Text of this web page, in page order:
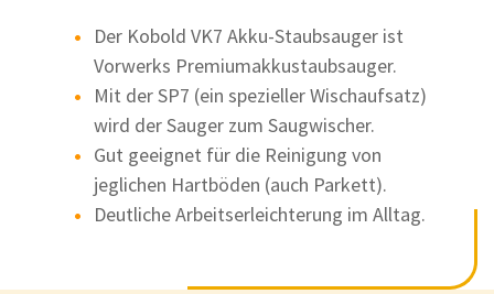
Der Kobold VK7 Akku-Staubsauger ist
Vorwerks Premiumakkustaubsauger.
Mit der SP7 (ein spezieller Wischaufsatz)
wird der Sauger zum Saugwischer.
Gut geeignet für die Reinigung von
jeglichen Hartböden (auch Parkett).
Deutliche Arbeitserleichterung im Alltag.